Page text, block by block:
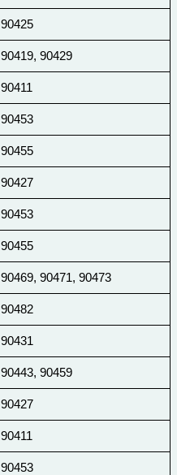
90425
90419, 90429
90411
90453
90455
90427
90453
90455
90469, 90471, 90473
90482
90431
90443, 90459
90427
90411
90453